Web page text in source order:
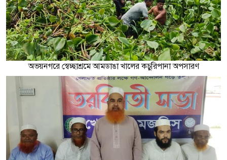
অভয়নগরে স্বেচ্ছাশ্রমে আমডাঙা খালের কচুরিপানা অপসারণ